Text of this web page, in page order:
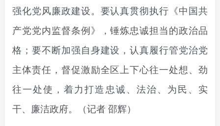
强化党风廉政建设。要认真贯彻执行《中国共
产党党内监督条例》，锤炼忠诚担当的政治品
格；要不断加强自身建设，认真履行管党治党
主体责任，督促激励全区上下心往一处想、劲
往一处使，着力打造忠诚、法治、为民、实
干、廉洁政府。
（记者 邵辉）